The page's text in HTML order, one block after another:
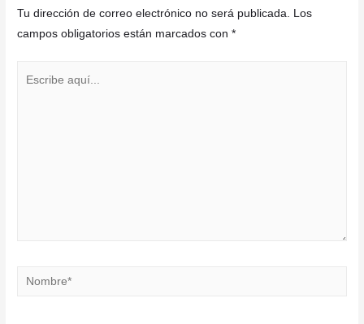
Tu dirección de correo electrónico no será publicada. Los
campos obligatorios están marcados con*
Nombre*